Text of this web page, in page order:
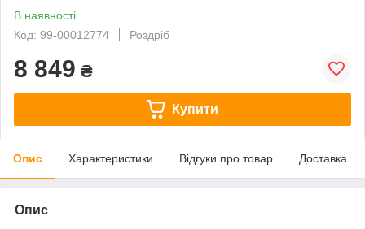
В наявності
Код: 99-00012774
Роздріб
8 849 ₴
Купити
Опис Характеристики Відгуки про товар Доставка
Опис